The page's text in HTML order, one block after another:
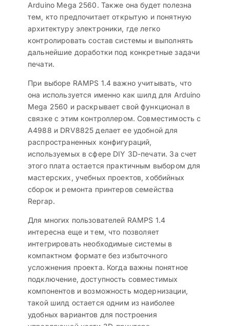
Arduino Mega 2560. Также она будет полезна
тем, кто предпочитает открытую и понятную
архитектуру электроники, где легко
контролировать состав системы и выполнять
дальнейшие доработки под конкретные задачи
печати.
При выборе RAMPS 1.4 важно учитывать, что
она используется именно как шилд для Arduino
Mega 2560 и раскрывает свой функционал в
связке с этим контроллером. Совместимость с
A4988 и DRV8825 делает ее удобной для
распространенных конфигураций,
используемых в сфере DIY 3D-печати. За счет
этого плата остается практичным выбором для
мастерских, учебных проектов, хоббийных
сборок и ремонта принтеров семейства
Reprap.
Для многих пользователей RAMPS 1.4
интересна еще и тем, что позволяет
интегрировать необходимые системы в
компактном формате без избыточного
усложнения проекта. Когда важны понятное
подключение, доступность совместимых
компонентов и возможность модернизации,
такой шилд остается одним из наиболее
удобных вариантов для построения